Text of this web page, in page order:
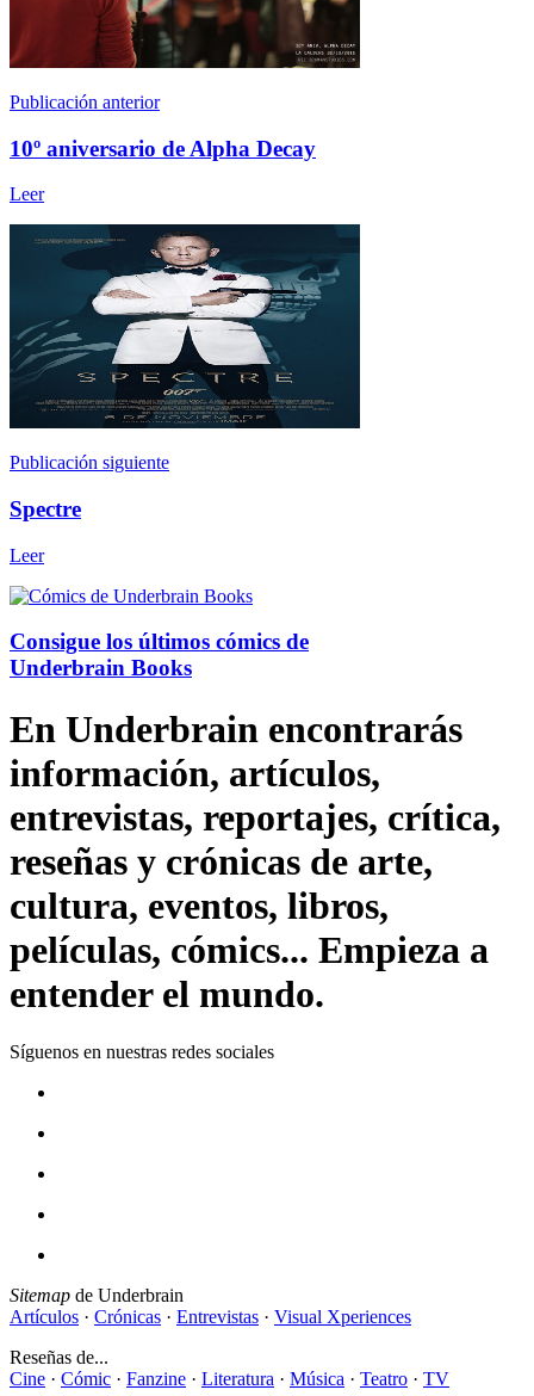
Publicación anterior
10º aniversario de Alpha Decay
Leer
Publicación siguiente
Spectre
Leer
Consigue los últimos cómics de
Underbrain Books
En Underbrain encontrarás
información, artículos,
entrevistas, reportajes, crítica,
reseñas y crónicas de arte,
cultura, eventos, libros,
películas, cómics... Empieza a
entender el mundo.
Síguenos en nuestras redes sociales
Sitemap de Underbrain
Artículos · Crónicas · Entrevistas · Visual Xperiences
Reseñas de...
Cine · Cómic · Fanzine · Literatura · Música · Teatro · TV